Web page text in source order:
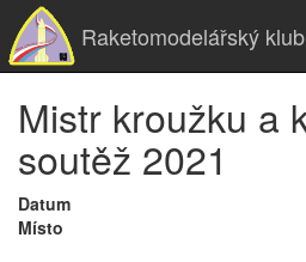
Raketomodelářský
Mistr kroužku a
soutěž 2021
Datum
Místo